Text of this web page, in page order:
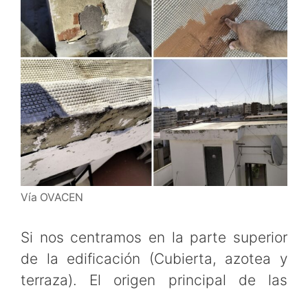
Vía OVACEN
Si nos centramos en la parte superior
de la edificación (Cubierta, azotea y
terraza). El origen principal de las